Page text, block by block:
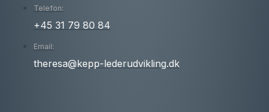
Telefon:
+45 31 79 80 84
Email:
theresa@kepp-lederudvikling.dk